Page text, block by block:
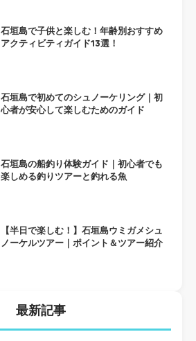
石垣島で子供と楽しむ！年齢別おすすめ
アクティビティガイド13選！
石垣島で初めてのシュノーケリング｜初
心者が安心して楽しむためのガイド
石垣島の船釣り体験ガイド｜初心者でも
楽しめる釣りツアーと釣れる魚
【半日で楽しむ！】石垣島ウミガメシュ
ノーケルツアー｜ポイント＆ツアー紹介
最新記事